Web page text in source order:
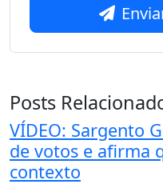
Posts
VÍDEO: Sargento
de votos e afirma
contexto